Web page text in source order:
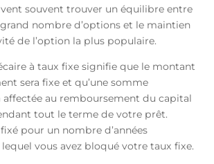
souvent trouver un équilibre entre
grand nombre d’options et le maintien
de l’option la plus populaire.
à taux fixe signifie que le montant
sera fixe et qu’une somme
affectée au remboursement du capital
tout le terme de votre prêt.
pour un nombre d’années
vous avez bloqué votre taux fixe.